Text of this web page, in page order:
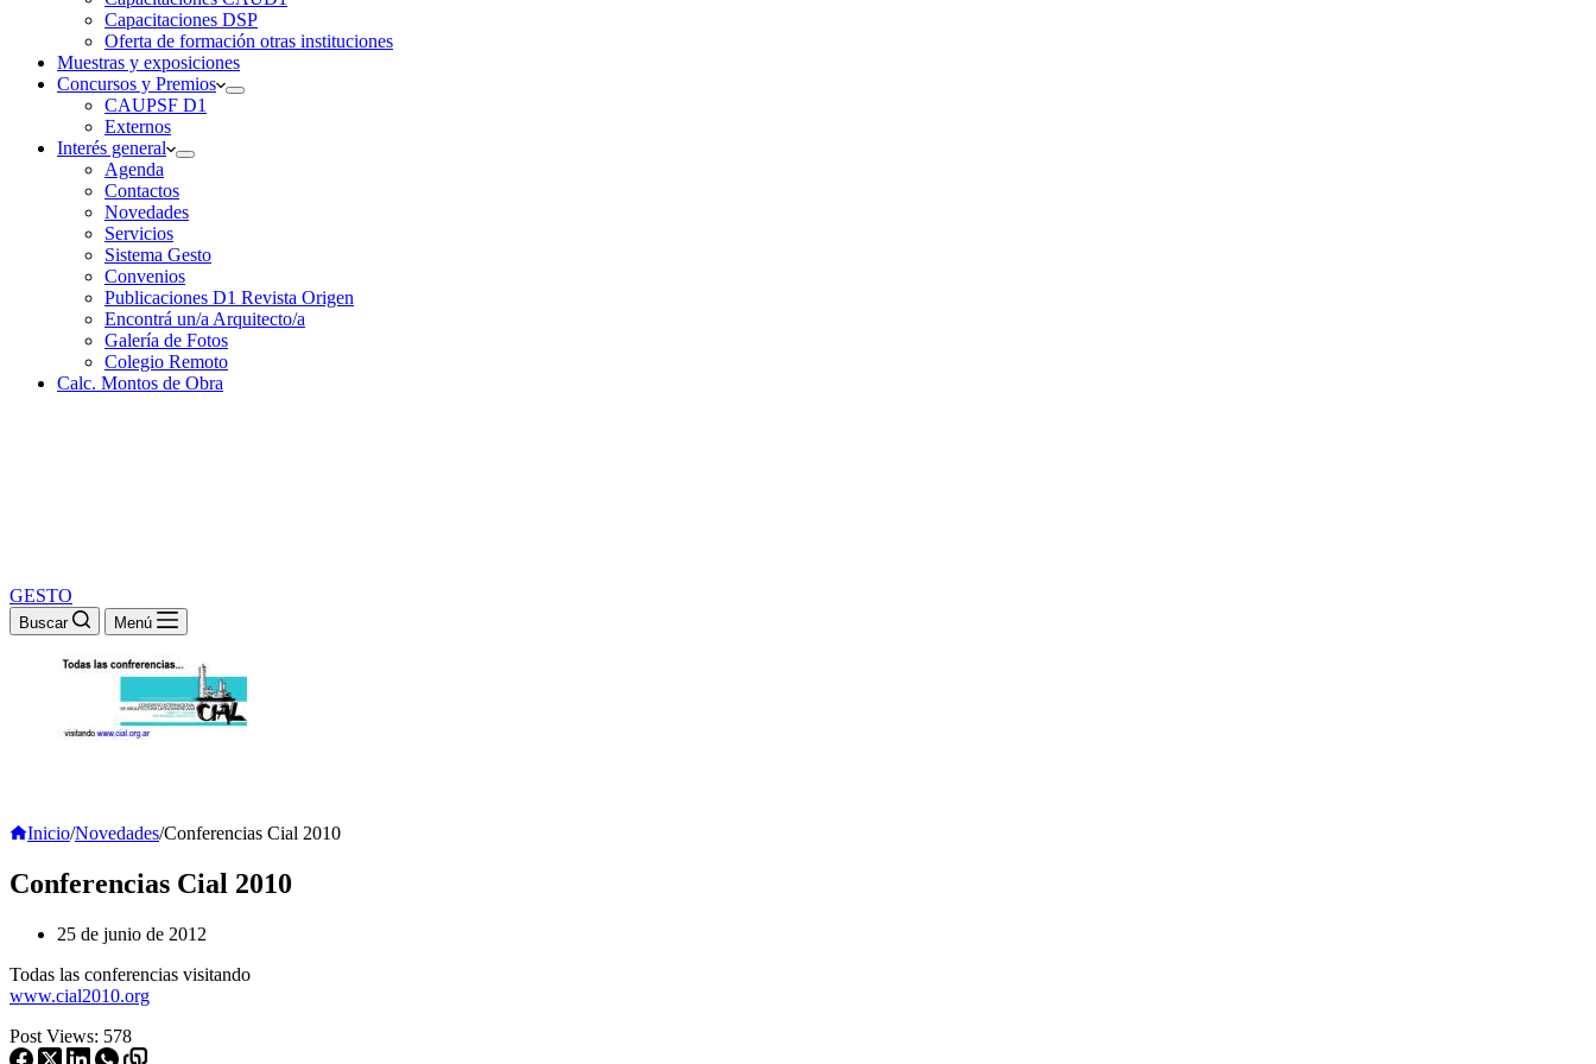
Capacitaciones DSP
Oferta de formación otras instituciones
Muestras y exposiciones
Concursos y Premios
CAUPSF D1
Externos
Interés general
Agenda
Contactos
Novedades
Servicios
Sistema Gesto
Convenios
Publicaciones D1 Revista Origen
Encontrá un/a Arquitecto/a
Galería de Fotos
Colegio Remoto
Calc. Montos de Obra
GESTO
Buscar Menú
Inicio/Novedades/Conferencias Cial 2010
Conferencias Cial 2010
25 de junio de 2012
Todas las conferencias visitando
www.cial2010.org
Post Views: 578